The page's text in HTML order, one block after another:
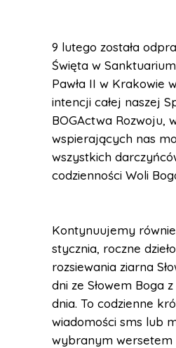
9 lutego została
Święta w
Pawła II w Krakowie
intencji całej naszej
BOGActwa Rozwoju,
wspierających nas
wszystkich
codzienności Woli
Kontynuujemy
stycznia, roczne
rozsiewania ziarna
dni ze Słowem Boga
dnia. To codzienne
wiadomości sms lub
wybranym wersetem